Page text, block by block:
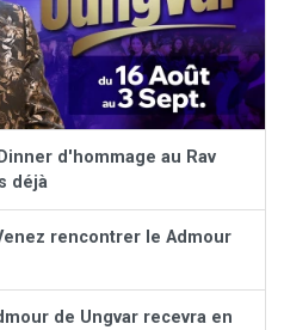
Dinner d'hommage au Rav
déjà
rencontrer le Admour
de Ungvar recevra en